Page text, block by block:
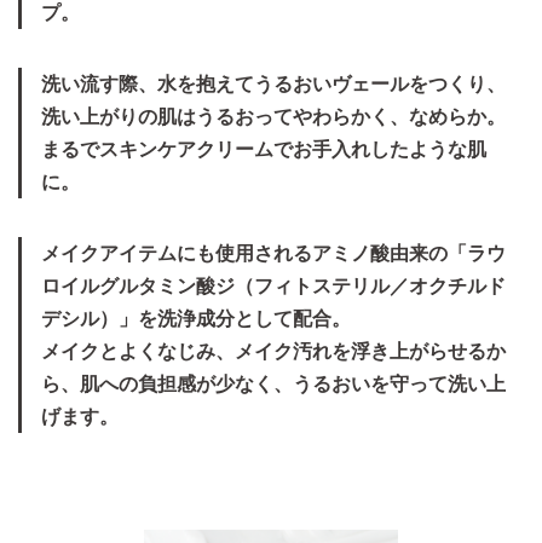
プ。
洗い流す際、水を抱えてうるおいヴェールをつくり、
洗い上がりの肌はうるおってやわらかく、なめらか。
まるでスキンケアクリームでお手入れしたような肌
に。
メイクアイテムにも使用されるアミノ酸由来の「ラウ
ロイルグルタミン酸ジ（フィトステリル​／オクチルド
デシル）」を洗浄成分として配合。
メイクとよくなじみ、メイク汚れを浮き上がらせるか
ら、肌への負担感が少なく、うるおいを守って洗い上
げます。